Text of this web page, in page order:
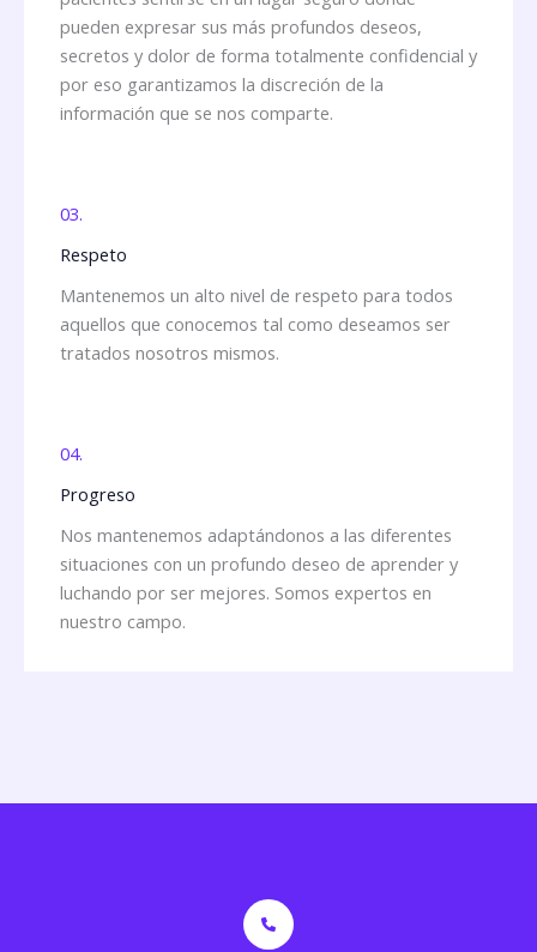
pueden expresar sus más profundos deseos,
secretos y dolor de forma totalmente confidencial y
por eso garantizamos la discreción de la
información que se nos comparte.
03.
Respeto
Mantenemos un alto nivel de respeto para todos
aquellos que conocemos tal como deseamos ser
tratados nosotros mismos.
04.
Progreso
Nos mantenemos adaptándonos a las diferentes
situaciones con un profundo deseo de aprender y
luchando por ser mejores. Somos expertos en
nuestro campo.